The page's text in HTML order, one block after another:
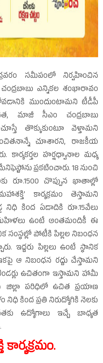
సమీపంలో నిర్వహించిన
ఎన్నికల శంఖారావం
ముందుంటామని టీడీపీ
మాజీ సీఎం చంద్రబాబు
తొక్కుకుంటూ వెళ్తామని
చూశారని, రాజకీయ
కార్యకర్తల హర్షధ్వానాల మధ్య
ప్రకటించారు. 18 నుంచి
రూ.1500 చొప్పున ఖాతాల్లో
కార్యక్రమం తెస్తామని
నిధి కింద ఏడాదికి రూ.15వేలు
ఉంటే అంతమందికీ ఈ
సంస్థల్లో పోటీకి పిల్లల నిబంధన
ఇద్దరు పిల్లలు ఉంటే స్థానిక
ఆ నిబంధన రద్దు చేస్తామని
ఉచితంగా ఇస్తామని హామీ
జిల్లా పరిధిలో ఉచిత ప్రయాణ
కింద ప్రతి నిరుద్యోగికి నెలకు
ఉద్యోగాలు ఇచ్చే బాధ్యత